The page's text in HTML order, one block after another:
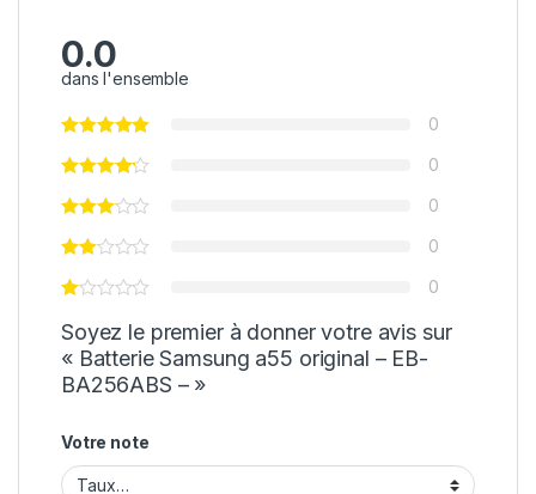
0.0
dans l'ensemble
0
0
0
0
0
Soyez le premier à donner votre avis sur
« Batterie Samsung a55 original – EB-
BA256ABS – »
Votre note